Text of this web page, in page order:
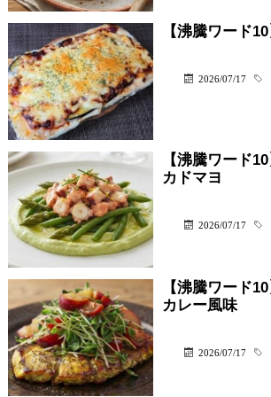
【沸騰ワード
2026/07/17
【沸騰ワード
カドマヨ
2026/07/17
【沸騰ワード
カレー風味
2026/07/17